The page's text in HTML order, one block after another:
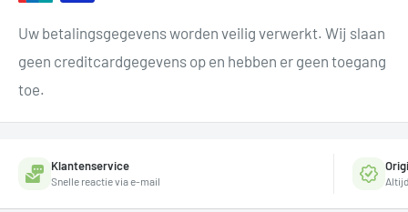
Uw betalingsgegevens worden veilig verwerkt. Wij slaan
geen creditcardgegevens op en hebben er geen toegang
toe.
Klantenservice
Snelle reactie via e-mail